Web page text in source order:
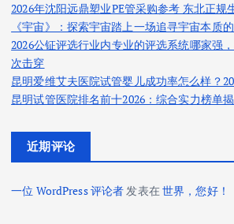
2026年沈阳远鼎塑业PE管采购参考 东北正规
《宇宙》：探索宇宙踏上一场追寻宇宙本质的
2026公钲评选行业内专业的评选系统哪家强
次击穿
昆明爱维艾夫医院试管婴儿成功率怎么样？
昆明试管医院排名前十2026：综合实力榜单
近期评论
一位 WordPress 评论者发表在世界，您好！